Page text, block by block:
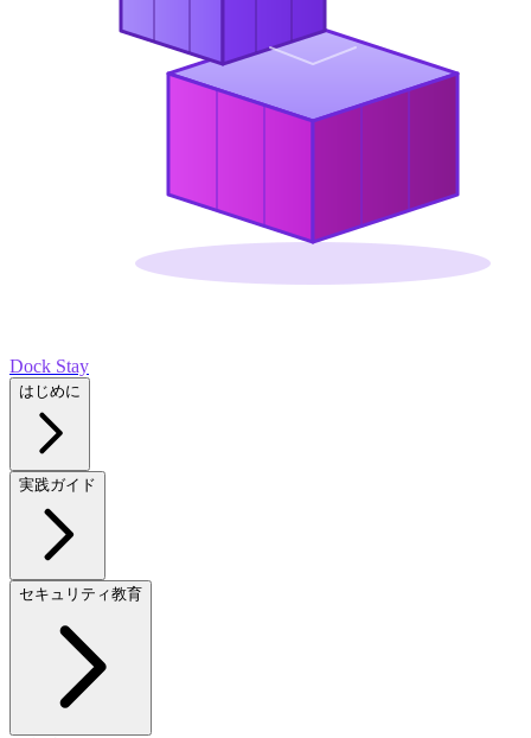
Dock Stay
はじめに
実践ガイド
セキュリティ教育